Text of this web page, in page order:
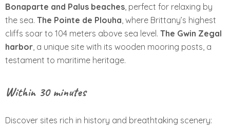
Bonaparte and Palus beaches, perfect for relaxing by
the sea. The Pointe de Plouha, where Brittany’s highest
cliffs soar to 104 meters above sea level. The Gwin Zegal
harbor, a unique site with its wooden mooring posts, a
testament to maritime heritage.
Within 30 minutes
Discover sites rich in history and breathtaking scenery: